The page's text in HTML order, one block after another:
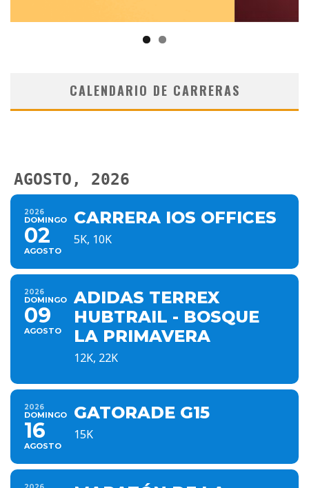
CALENDARIO DE CARRERAS
AGOSTO, 2026
2026
DOMINGO
02
AGOSTO
CARRERA IOS OFFICES
5K, 10K
2026
DOMINGO
09
AGOSTO
ADIDAS TERREX
HUBTRAIL - BOSQUE
LA PRIMAVERA
12K, 22K
2026
DOMINGO
16
AGOSTO
GATORADE G15
15K